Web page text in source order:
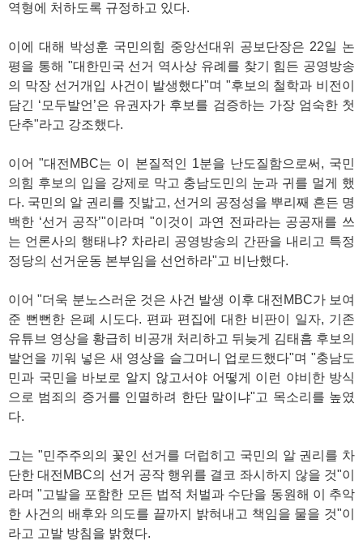
역형에 처하도록 규정하고 있다.
이에 대해 박성훈 국민의힘 중앙선대위 공보단장은 22일 논
평을 통해 "대한민국 선거 역사상 유례를 찾기 힘든 공영방송
의 막장 선거개입 사건이 발생했다"며 "후보의 철학과 비전이
담긴 ‘모두발언’은 유권자가 후보를 검증하는 가장 엄숙한 첫
단추"라고 강조했다.
이어 "대전MBC는 이 본질적인 1분을 난도질함으로써, 국민
의힘 후보의 입을 강제로 막고 충남도민의 눈과 귀를 멀게 했
다. 국민의 알 권리를 짓밟고, 선거의 공정성을 뿌리째 흔든 명
백한 ‘선거 공작’"이라며 "이것이 과연 전파라는 공공재를 쓰
는 언론사의 행태냐? 차라리 공영방송의 간판을 내리고 특정
정당의 선거운동 본부임을 선언하라"고 비난했다.
이어 "더욱 분노스러운 것은 사건 발생 이후 대전MBC가 보여
준 뻔뻔한 은폐 시도다. 편파 편집에 대한 비판이 일자, 기존
유튜브 영상을 황급히 비공개 처리하고 뒤늦게 김태흠 후보의
발언을 끼워 넣은 새 영상을 슬그머니 업로드했다"며 "충남도
민과 국민을 바보로 알지 않고서야 어떻게 이런 야비한 방식
으로 범죄의 증거를 인멸하려 한단 말이냐"고 목소리를 높였
다.
그는 "민주주의의 꽃인 선거를 더럽히고 국민의 알 권리를 차
단한 대전MBC의 선거 공작 행위를 결코 좌시하지 않을 것"이
라며 "고발을 포함한 모든 법적 처벌과 수단을 동원해 이 추악
한 사건의 배후와 의도를 끝까지 밝혀내고 책임을 물을 것"이
라고 고발 방침을 밝혔다.